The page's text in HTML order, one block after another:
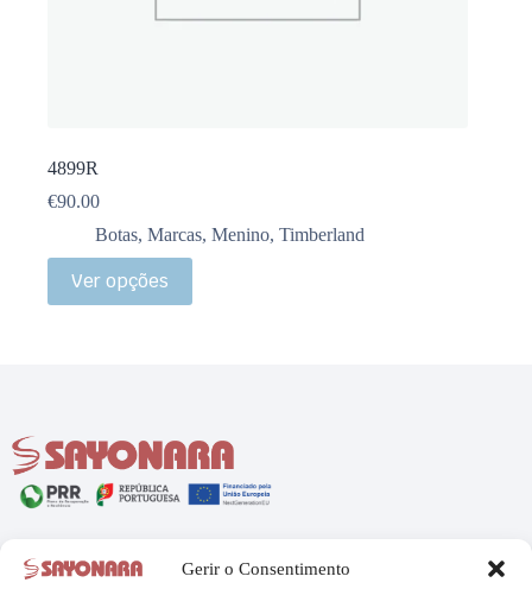
Gerir o Consentimento
4899R
€90.00
Botas, Marcas, Menino, Timberland
Ver opções
Início Política de Privacidade